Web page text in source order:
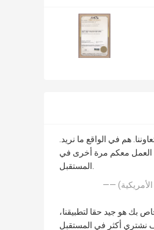
هم في الواقع ما نريد.
العمل معكم مرة أخرى في
المستقبل.
الأمريكية)
بك هو جيد حقا لتطبيقنا،